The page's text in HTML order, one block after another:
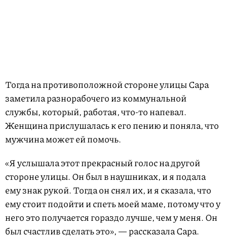
Тогда на противоположной стороне улицы Сара
заметила разнорабочего из коммунальной
службы, который, работая, что-то напевал.
Женщина прислушалась к его пению и поняла, что
мужчина может ей помочь.
«Я услышала этот прекрасный голос на другой
стороне улицы. Он был в наушниках, и я подала
ему знак рукой. Тогда он снял их, и я сказала, что
ему стоит подойти и спеть моей маме, потому что у
него это получается гораздо лучше, чем у меня. Он
был счастлив сделать это», — рассказала Сара.